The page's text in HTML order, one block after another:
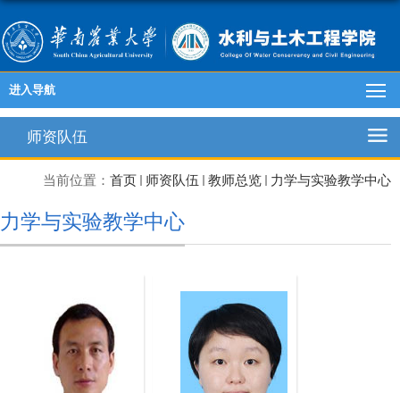
进入导航
师资队伍
当前位置： 首页 师资队伍 教师总览 力学与实验教学中心
力学与实验教学中心